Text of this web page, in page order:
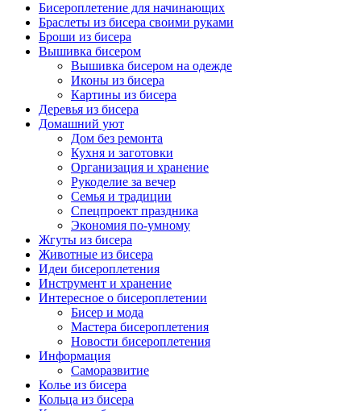
Бисероплетение для начинающих
Браслеты из бисера своими руками
Броши из бисера
Вышивка бисером
Вышивка бисером на одежде
Иконы из бисера
Картины из бисера
Деревья из бисера
Домашний уют
Дом без ремонта
Кухня и заготовки
Организация и хранение
Рукоделие за вечер
Семья и традиции
Спецпроект праздника
Экономия по-умному
Жгуты из бисера
Животные из бисера
Идеи бисероплетения
Инструмент и хранение
Интересное о бисероплетении
Бисер и мода
Мастера бисероплетения
Новости бисероплетения
Информация
Саморазвитие
Колье из бисера
Кольца из бисера